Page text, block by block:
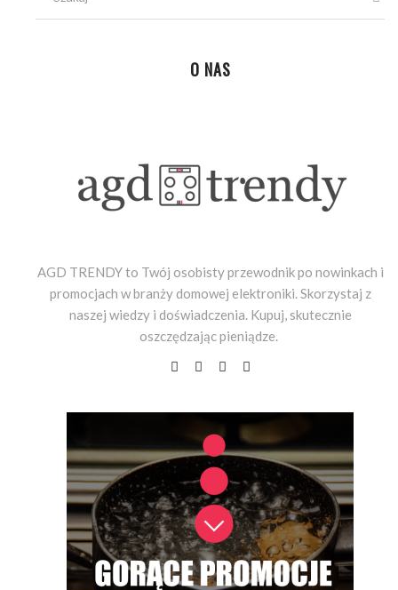
O NAS
AGD TRENDY to Twój osobisty przewodnik po nowinkach i
promocjach w branży domowej elektroniki. Skorzystaj z
naszej wiedzy i doświadczenia. Kupuj, skutecznie
oszczędzając pieniądze.